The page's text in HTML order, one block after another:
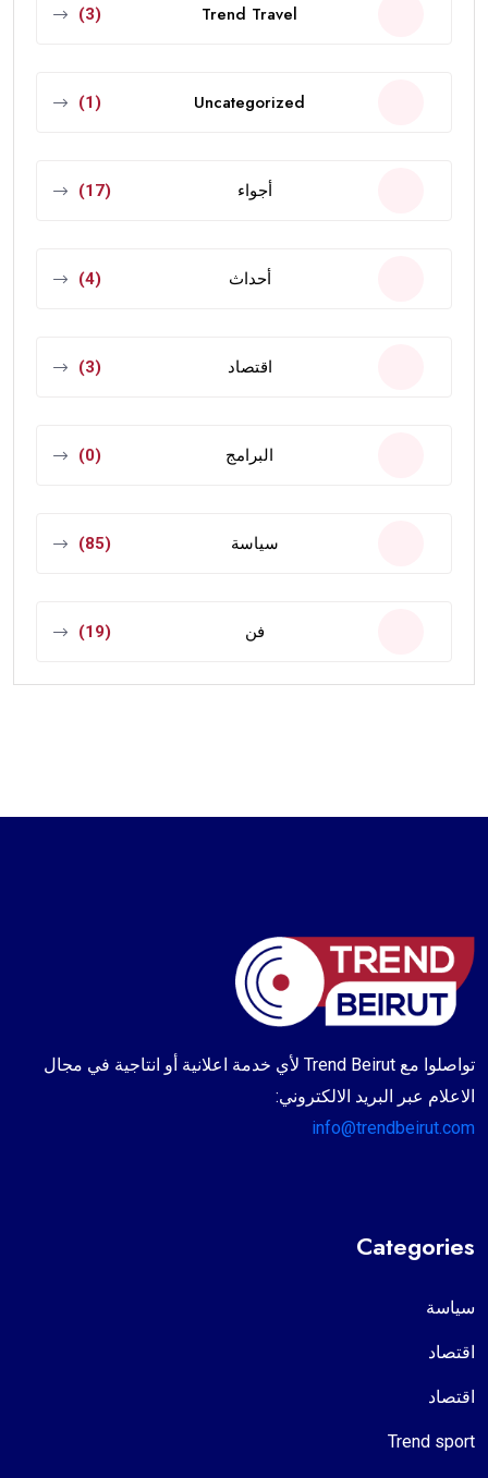
Trend Travel
(3)
Uncategorized
(1)
أجواء (17)
أحداث (4)
اقتصاد (3)
البرامج (0)
سياسة (85)
فن (19)
تواصلوا مع Trend Beirut لأي خدمة اعلانية أو انتاجية في مجال
الاعلام عبر البريد الالكتروني:
info@trendbeirut.com
Categories
سياسة
اقتصاد
اقتصاد
Trend sport